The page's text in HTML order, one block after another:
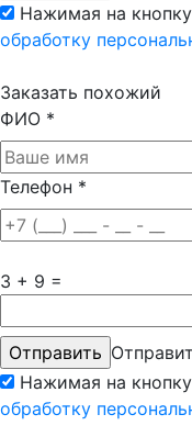
Нажимая на
обработку
Заказать похожий
ФИО *
Телефон *
3 + 9 =
Нажимая на
обработку